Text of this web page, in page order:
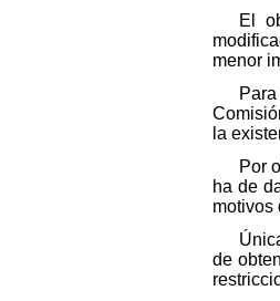
El
menor
la
Por
ha de
motivos
de